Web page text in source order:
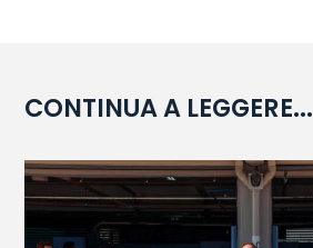
CONTINUA A LEGGERE...